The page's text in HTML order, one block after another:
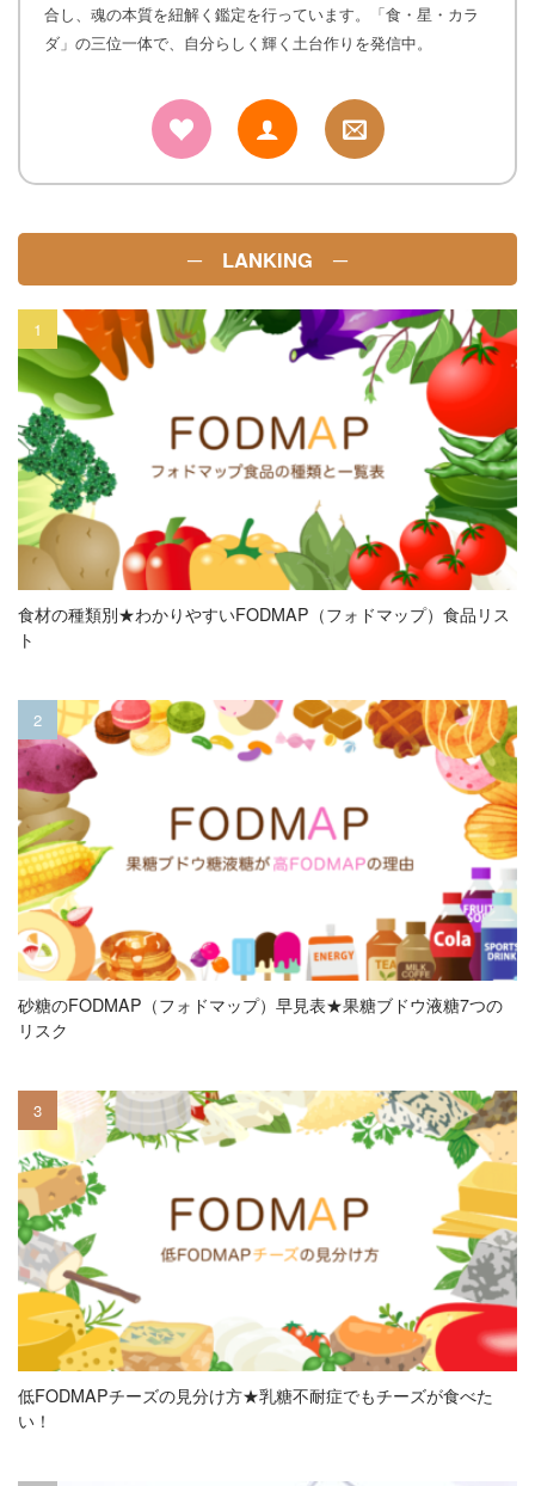
合し、魂の本質を紐解く鑑定を行っています。「食・星・カラ
ダ」の三位一体で、自分らしく輝く土台作りを発信中。
─ LANKING ─
食材の種類別★わかりやすいFODMAP（フォドマップ）食品リス
ト
砂糖のFODMAP（フォドマップ）早見表★果糖ブドウ液糖7つの
リスク
低FODMAPチーズの見分け方★乳糖不耐症でもチーズが食べた
い！